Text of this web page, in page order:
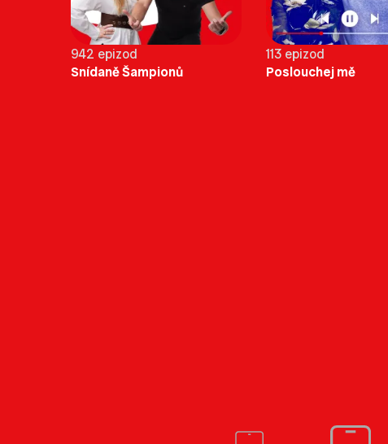
942 epizod
Snídaně Šampionů
113 epizod
Poslouchej mě